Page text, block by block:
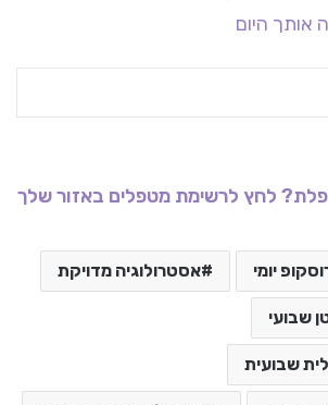
אותך היום
לחץ לרשימת מטפלים באזור שלך
יומי אסטרולוגיה מדויקת
שבועי
שבועית